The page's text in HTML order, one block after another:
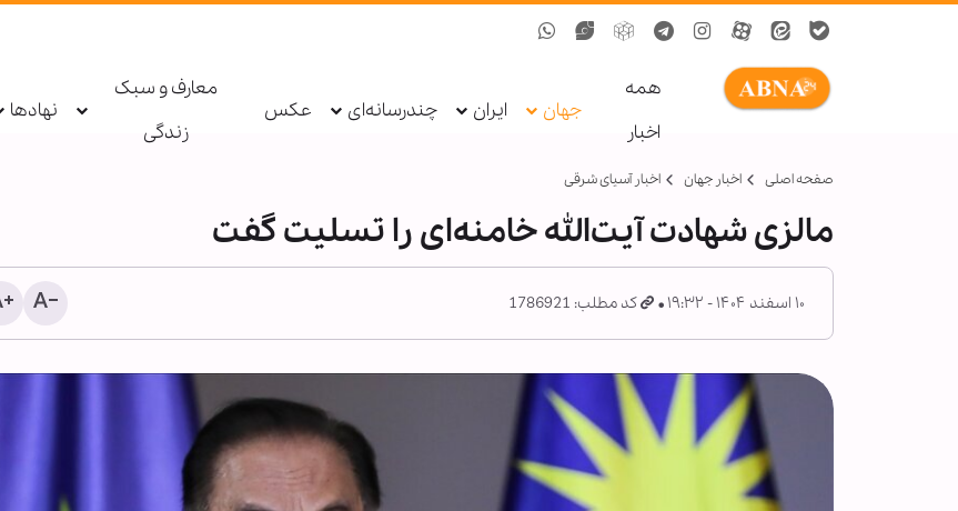
همه
اخبار
جهان ایران چندرسانه‌ای عکس
معارف و سبک
زندگی
نهادها
صفحه اصلی اخبار جهان اخبار آسیای شرقی
مالزی شهادت آیت‌الله خامنه‌ای را تسلیت گفت
۱۰ اسفند ۱۴۰۴ - ۱۹:۳۲ کد مطلب: 1786921
کهنه‌سربازان
خودکشی و استعفای